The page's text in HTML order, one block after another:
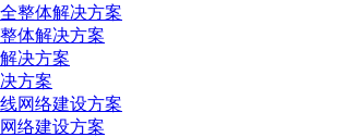
体解决方案
方案
络建设方案